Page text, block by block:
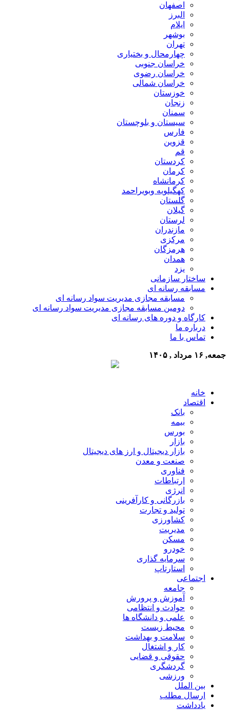
اصفهان
البرز
ایلام
بوشهر
تهران
چهارمحال و بختیاری
خراسان جنوبی
خراسان رضوی
خراسان شمالی
خوزستان
زنجان
سمنان
سیستان و بلوچستان
فارس
قزوین
قم
کردستان
کرمان
کرمانشاه
کهگیلویه وبویراحمد
گلستان
گیلان
لرستان
مازندران
مرکزی
هرمزگان
همدان
یزد
ساختار سازمانی
مسابقه رسانه ای
مسابقه مجازی مدیریت سواد رسانه ای
دومین مسابقه مجازی مدیریت سواد رسانه ای
کارگاه و دوره های رسانه ای
درباره ما
تماس با ما
جمعه, ۱۶ مرداد , ۱۴۰۵
خانه
اقتصاد
بانک
بیمه
بورس
بازار
بازار دیجیتال و ارز های دیجیتال
صنعت و معدن
فناوری
ارتباطات
انرژی
بازرگانی و کارآفرینی
تولید و تجارت
کشاورزی
مدیریت
مسکن
خودرو
سرمایه گذاری
استارتاپ
اجتماعی
جامعه
آموزش و پرورش
حوادث و انتظامی
علمی و دانشگاه ها
محیط زیست
سلامت و بهداشت
کار و اشتغال
حقوقی و قضایی
گردشگری
ورزشی
بین الملل
ارسال مطلب
یادداشت